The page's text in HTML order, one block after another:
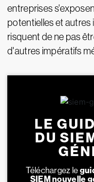
entreprises
potentielles et autres
risquent de ne pas
d'autres impératifs
LE
DU
Téléchargez le
SIEM nouvelle